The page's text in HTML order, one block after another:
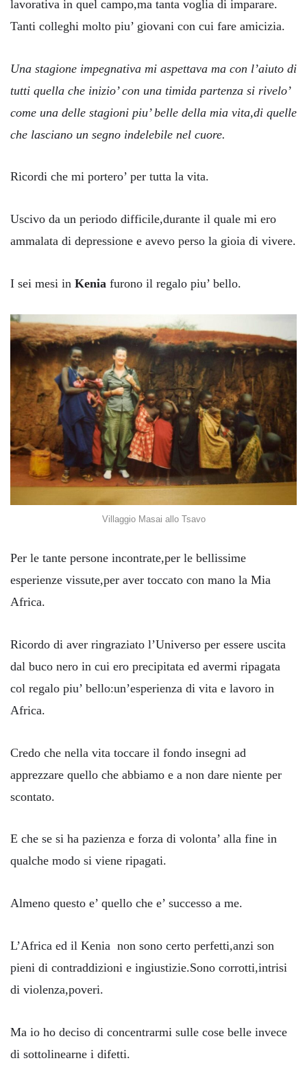
lavorativa in quel campo,ma tanta voglia di imparare.
Tanti colleghi molto piu’ giovani con cui fare amicizia.
Una stagione impegnativa mi aspettava ma con l’aiuto di
tutti quella che inizio’ con una timida partenza si rivelo’
come una delle stagioni piu’ belle della mia vita,di quelle
che lasciano un segno indelebile nel cuore.
Ricordi che mi portero’ per tutta la vita.
Uscivo da un periodo difficile,durante il quale mi ero
ammalata di depressione e avevo perso la gioia di vivere.
I sei mesi in Kenia furono il regalo piu’ bello.
Villaggio Masai allo Tsavo
Per le tante persone incontrate,per le bellissime
esperienze vissute,per aver toccato con mano la Mia
Africa.
Ricordo di aver ringraziato l’Universo per essere uscita
dal buco nero in cui ero precipitata ed avermi ripagata
col regalo piu’ bello:un’esperienza di vita e lavoro in
Africa.
Credo che nella vita toccare il fondo insegni ad
apprezzare quello che abbiamo e a non dare niente per
scontato.
E che se si ha pazienza e forza di volonta’ alla fine in
qualche modo si viene ripagati.
Almeno questo e’ quello che e’ successo a me.
L’Africa ed il Kenia non sono certo perfetti,anzi son
pieni di contraddizioni e ingiustizie.Sono corrotti,intrisi
di violenza,poveri.
Ma io ho deciso di concentrarmi sulle cose belle invece
di sottolinearne i difetti.